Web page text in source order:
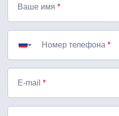
Ваше имя *
Номер телефона *
E-mail *